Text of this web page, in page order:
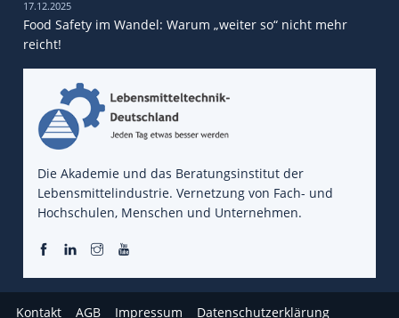
17.12.2025
Food Safety im Wandel: Warum „weiter so“ nicht mehr
reicht!
Die Akademie und das Beratungsinstitut der
Lebensmittelindustrie. Vernetzung von Fach- und
Hochschulen, Menschen und Unternehmen.
Kontakt AGB Impressum Datenschutzerklärung